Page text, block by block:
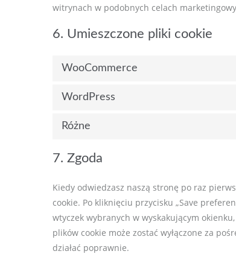
witrynach w podobnych celach
6. Umieszczone pliki cookie
WooCommerce
WordPress
Różne
7. Zgoda
Kiedy odwiedzasz naszą stronę po raz
cookie. Po kliknięciu przycisku „Save
wtyczek wybranych w wyskakującym
plików cookie może zostać wyłączone za
działać poprawnie.